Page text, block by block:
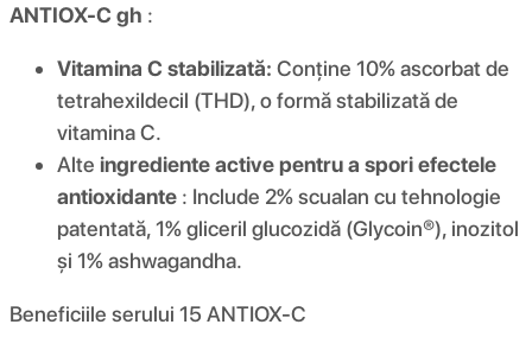
ANTIOX-C gh :
Vitamina C stabilizată: Conține 10% ascorbat de
tetrahexildecil (THD), o formă stabilizată de
vitamina C.
Alte ingrediente active pentru a spori efectele
antioxidante : Include 2% scualan cu tehnologie
patentată, 1% gliceril glucozidă (Glycoin®), inozitol
și 1% ashwagandha.
Beneficiile serului 15 ANTIOX-C